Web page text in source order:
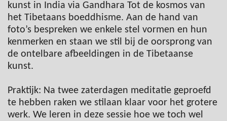
kunst in India via Gandhara Tot de kosmos van
het Tibetaans boeddhisme. Aan de hand van
foto’s bespreken we enkele stel vormen en hun
kenmerken en staan we stil bij de oorsprong van
de ontelbare afbeeldingen in de Tibetaanse
kunst.
Praktijk: Na twee zaterdagen meditatie geproefd
te hebben raken we stilaan klaar voor het grotere
werk. We leren in deze sessie hoe we toch wel